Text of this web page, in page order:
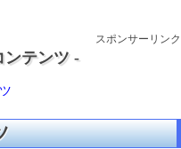
スポンサーリンク
ンテンツ -